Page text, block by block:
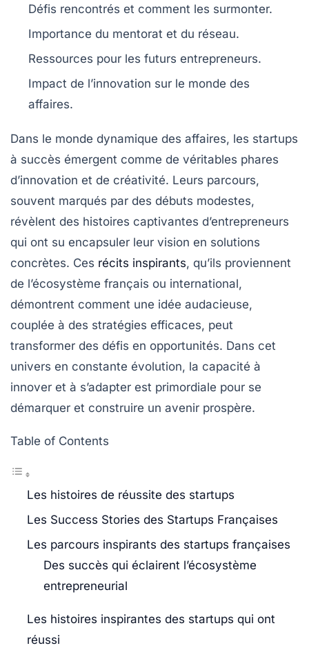
Défis rencontrés et comment les surmonter.
Importance du mentorat et du réseau.
Ressources pour les futurs entrepreneurs.
Impact de l’innovation sur le monde des
affaires.
Dans le monde dynamique des affaires, les startups
à succès émergent comme de véritables phares
d’innovation et de créativité. Leurs parcours,
souvent marqués par des débuts modestes,
révèlent des histoires captivantes d’entrepreneurs
qui ont su encapsuler leur vision en solutions
concrètes. Ces récits inspirants, qu’ils proviennent
de l’écosystème français ou international,
démontrent comment une idée audacieuse,
couplée à des stratégies efficaces, peut
transformer des défis en opportunités. Dans cet
univers en constante évolution, la capacité à
innover et à s’adapter est primordiale pour se
démarquer et construire un avenir prospère.
Table of Contents
Les histoires de réussite des startups
Les Success Stories des Startups Françaises
Les parcours inspirants des startups françaises
Des succès qui éclairent l’écosystème
entrepreneurial
Les histoires inspirantes des startups qui ont
réussi